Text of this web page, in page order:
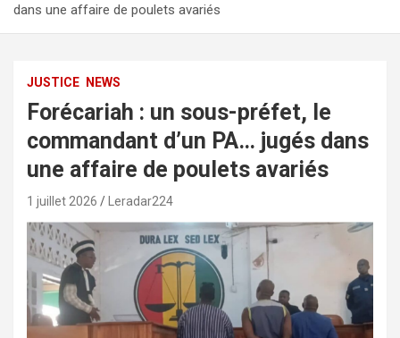
dans une affaire de poulets avariés
JUSTICE NEWS
Forécariah : un sous-préfet, le
commandant d’un PA… jugés dans
une affaire de poulets avariés
1 juillet 2026 Leradar224